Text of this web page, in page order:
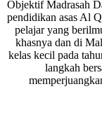
Objektif Madrasah
pendidikan asas Al
pelajar yang
khasnya dan di
kelas kecil pada
langkah